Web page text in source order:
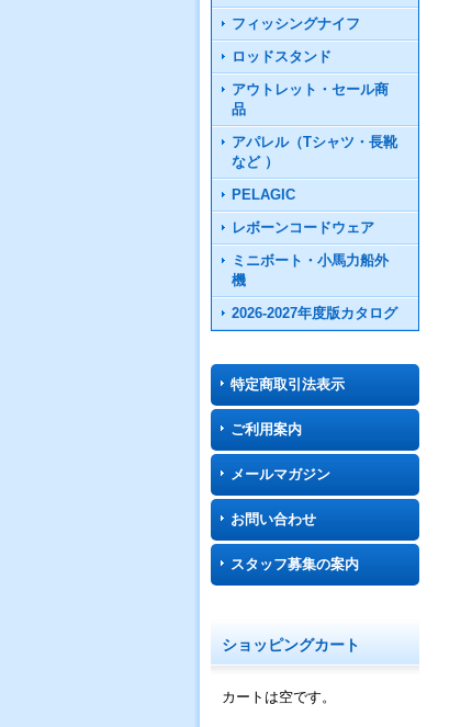
フィッシングナイフ
ロッドスタンド
アウトレット・セール商
品
アパレル（Tシャツ・長靴
など ）
PELAGIC
レボーンコードウェア
ミニボート・小馬力船外
機
2026-2027年度版カタログ
特定商取引法表示
ご利用案内
メールマガジン
お問い合わせ
スタッフ募集の案内
ショッピングカート
カートは空です。